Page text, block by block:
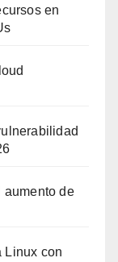
en
aumento de
Linux con